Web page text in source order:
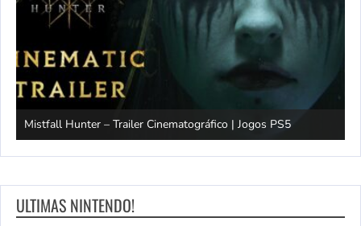
Mistfall Hunter – Trailer Cinematográfico | Jogos PS5
ULTIMAS NINTENDO!